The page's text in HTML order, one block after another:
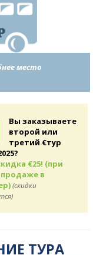
место
Вы заказываете
второй или
третий €тур
€25! (при
в
(скидки
ТУРА